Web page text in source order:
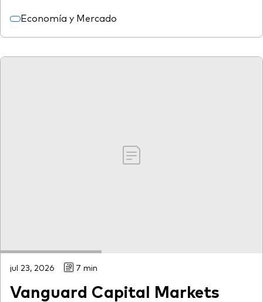
Economía y Mercado
jul 23, 2026 7 min
Vanguard Capital Markets